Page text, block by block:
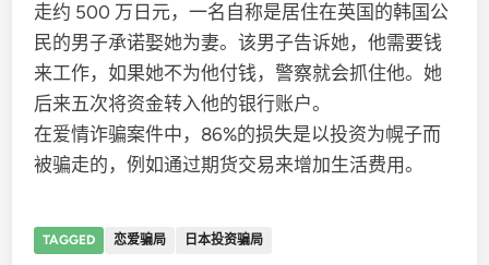
走约 500 万日元，一名自称是居住在英国的韩国公
民的男子承诺娶她为妻。该男子告诉她，他需要钱
来工作，如果她不为他付钱，警察就会抓住他。她
后来五次将资金转入他的银行账户。
在爱情诈骗案件中，86%的损失是以投资为幌子而
被骗走的，例如通过期货交易来增加生活费用。
TAGGED 恋爱骗局 日本投资骗局